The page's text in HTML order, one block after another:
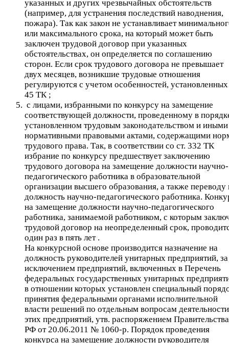
указанных и других чрезвычайных обстоятельств
(например, для устранения последствий наводнения,
пожара). Так как закон не устанавливает
или максимального срока, на который может быть
заключен трудовой договор при указанных
обстоятельствах, он определяется по соглашению
сторон. Если срок трудового договора не превышает
двух месяцев, возникшие трудовые отношения
регулируются с учетом особенностей, установленных
45 ТК ;
с лицами, избранными по конкурсу на замещение
соответствующей должности, проведенному в
установленном трудовым законодательством и иными
нормативными правовыми актами, содержащими
трудового права. Так, в соответствии со ст. 332 ТК
избрание по конкурсу предшествует заключению
трудового договора на замещение должности научно-
педагогического работника в образовательной
организации высшего образования, а также переводу
должность научно-педагогического работника.
на замещение должности научно-педагогического
работника, занимаемой работником, с которым
трудовой договор на неопределенный срок,
один раз в пять лет .
На конкурсной основе производится назначение на
должность руководителей унитарных предприятий, за
исключением предприятий, включенных в Перечень
федеральных государственных унитарных
в отношении которых установлен специальный
принятия федеральными органами исполнительной
власти решений по отдельным вопросам деятельности
этих предприятий, утв. распоряжением Правительства
РФ от 20.06.2011 № 1060-р. Порядок проведения
конкурса на замещение должности руководителя